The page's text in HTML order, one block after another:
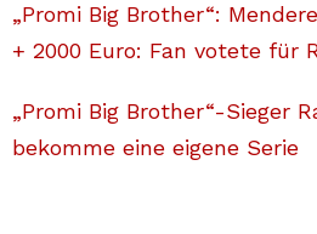
„Promi Big Brother“:
+ 2000 Euro: Fan votete für
„Promi Big Brother“-Sieger
bekomme eine eigene Serie